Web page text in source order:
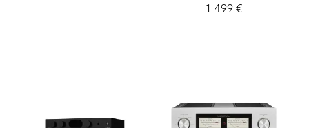
1 499€